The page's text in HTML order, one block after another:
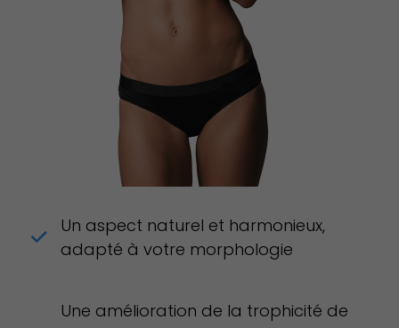
Un aspect naturel et harmonieux,
adapté à votre morphologie
Une amélioration de la trophicité de